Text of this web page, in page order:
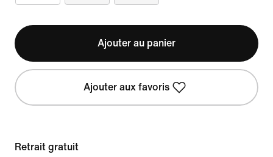
Ajouter au panier
Ajouter aux favoris
Retrait gratuit